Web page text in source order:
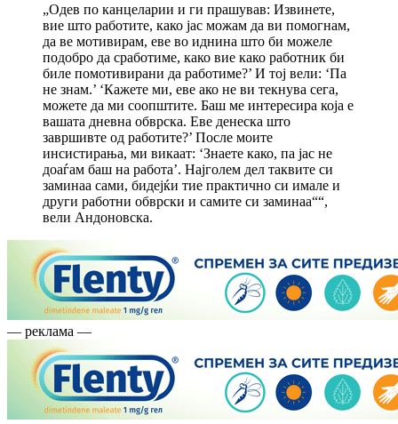
„Одев по канцеларии и ги прашував: Извинете,
вие што работите, како јас можам да ви помогнам,
да ве мотивирам, еве во иднина што би можеле
подобро да сработиме, како вие како работник би
биле помотивирани да работиме?’ И тој вели: ‘Па
не знам.’ ‘Кажете ми, еве ако не ви текнува сега,
можете да ми соопштите. Баш ме интересира која е
вашата дневна обврска. Еве денеска што
завршивте од работите?’ После моите
инсистирања, ми викаат: ‘Знаете како, па јас не
доаѓам баш на работа’. Најголем дел таквите си
заминаа сами, бидејќи тие практично си имале и
други работни обврски и самите си заминаа““,
вели Андоновска.
— реклама —